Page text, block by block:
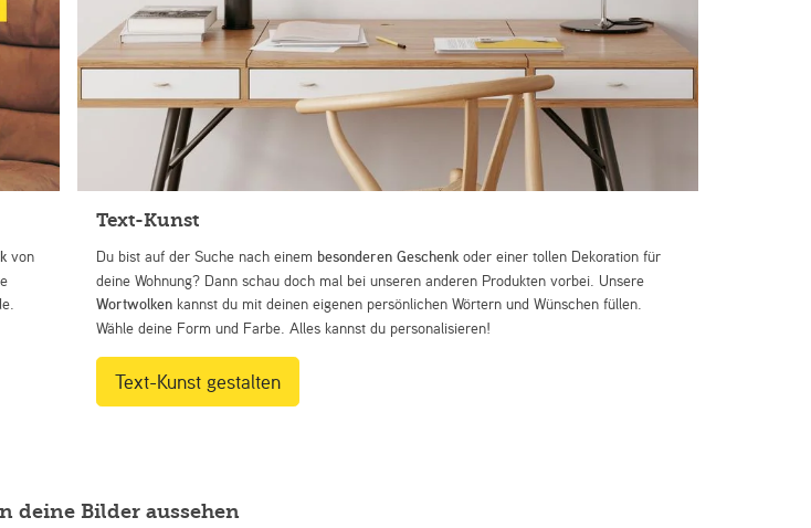
von
Text-Kunst
Du bist auf der Suche nach einem besonderen Geschenk oder einer tollen Dekoration für
deine Wohnung? Dann schau doch mal bei unseren anderen Produkten vorbei. Unsere
Wortwolken kannst du mit deinen eigenen persönlichen Wörtern und Wünschen füllen.
Wähle deine Form und Farbe. Alles kannst du personalisieren!
Text-Kunst gestalten
deine Bilder aussehen